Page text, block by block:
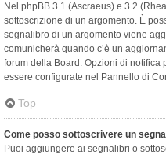
Nel phpBB 3.1 (Ascraeus) e 3.2
sottoscrizione di un argomento. È
segnalibro di un argomento viene
comunicherà quando c’è un
forum della Board. Opzioni di
essere configurate nel Pannello di
Top
Come posso sottoscrivere un
Puoi aggiungere ai segnalibri o